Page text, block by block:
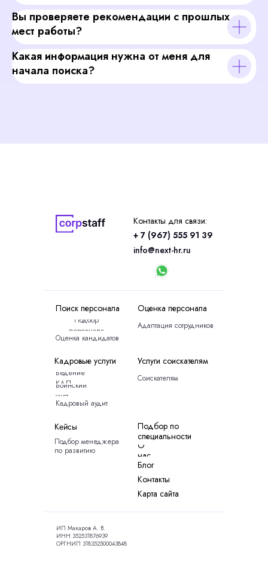
Вы проверяете рекомендации с прошлых
мест работы?
Какая информация нужна от меня для
начала поиска?
+ 7 (967) 555 91 39
Услуги соискателям
Кейсы
Кадровые услуги
Оценка персонала
Поиск персонала
info@next-hr.ru
Контакты для связи:
ИП Макаров А. В.
ИНН 352531876939
ОРГНИП 318352500043848
Воинский
учет
Кадровый аудит
Ведение
КДП
Соискателям
Подбор менеджера
по развитию
Адаптация сотрудников
Оценка кандидатов
Подбор
персонала
Блог
Контакты
Карта сайта
О
нас
Подбор по
специальности